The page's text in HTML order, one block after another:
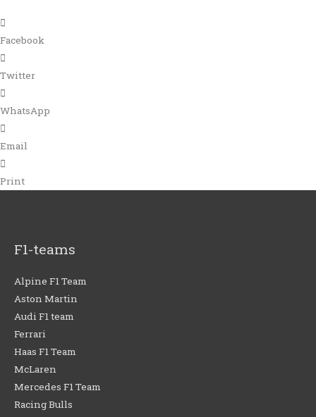
Facebook
Twitter
WhatsApp
Email
Print
F1-teams
Alpine F1 Team
Aston Martin
Audi F1 team
Ferrari
Haas F1 Team
McLaren
Mercedes F1 Team
Racing Bulls